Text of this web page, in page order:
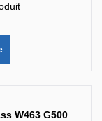
W463 G500